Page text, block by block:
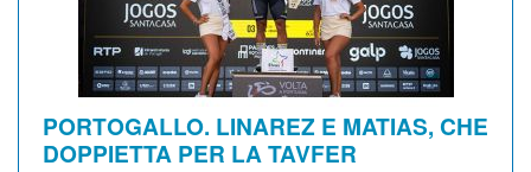
PORTOGALLO. LINAREZ E MATIAS, CHE
DOPPIETTA PER LA TAVFER